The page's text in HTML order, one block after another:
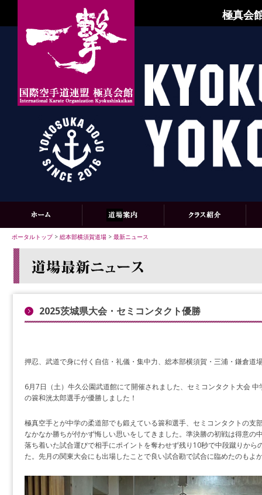
極真会
ポータルトップ> 総本部横須賀道場 > 最新ニュース
2025茨城県大会・セミコンタクト優勝
押忍、武道で身に付く自信・礼儀・集中力、総本部横須賀・三浦・鎌倉道
6月7日（土）牛久公園武道館にて開催されました、セミコンタクト大会
の簑和洸太郎選手が優勝しました！
極真空手とが中学の柔道部でも鍛えている簑和選手、セミコンタクトの支
なかなか勝ちが付かず悔しい思いをしてきました。準決勝の初戦は得意の
落ち着いた試合運びで相手にポイントを奪わせず残り10秒で中段蹴りから
た。先月の関東大会にも出場したことで良い試合勘で試合に臨めたのもよ